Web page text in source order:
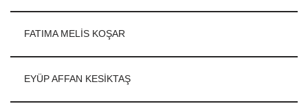
FATIMA MELİS KOŞAR
EYÜP AFFAN KESİKTAŞ